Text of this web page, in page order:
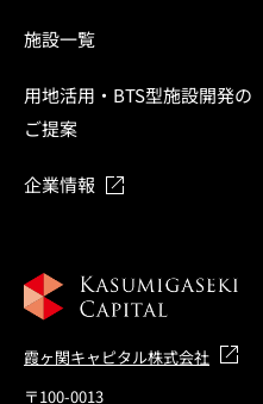
施設一覧
用地活用・BTS型施設開発の
ご提案
企業情報
霞ヶ関キャピタル株式会社
〒100-0013